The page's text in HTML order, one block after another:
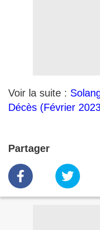
Voir la suite :
Décès (Février
Partager